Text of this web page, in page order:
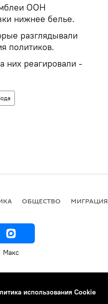
ООН
нижнее белье.
разглядывали
политиков.
них реагировали -
ОБЩЕСТВО МИГРАЦИЯ
Макс
использования Cookie